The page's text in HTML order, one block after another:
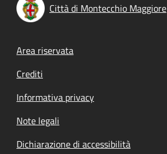
Città di Montecchio Maggiore
Footer menu
Area riservata
Crediti
Informativa privacy
Note legali
Dichiarazione di accessibilità